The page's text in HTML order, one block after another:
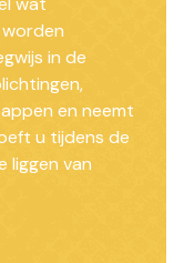
in de
en neemt
u tijdens de
liggen van